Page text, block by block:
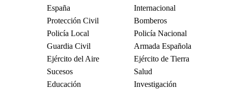
España
Internacional
Protección Civil
Bomberos
Policía Local
Policía Nacional
Guardia Civil
Armada Española
Ejército del Aire
Ejército de Tierra
Sucesos
Salud
Educación
Investigación